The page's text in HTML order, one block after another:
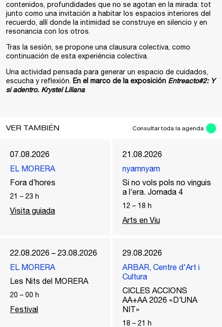
contenidos, profundidades que no se agotan en la mirada: tot
junto como una invitación a habitar los espacios interiores del
recuerdo, allí donde la intimidad se construye en silencio y en
resonancia con los otros.
Tras la sesión, se propone una clausura colectiva, como
continuación de esta experiéncia colectiva.
Una actividad pensada para generar un espacio de cuidados,
escucha y reflexión. En el marco de la exposición Entreacto#2: Y
si adentro. Krystel Liliana
VER TAMBIÉN Consultar toda la agenda
07.08.2026
EL MORERA
Fora d’hores
21 – 23 h
Visita guiada
21.08.2026
nyamnyam
Si no vols pols no vinguis
a l’era. Jornada 4
12 – 18 h
Arts en Viu
22.08.2026 – 23.08.2026
EL MORERA
Les Nits del MORERA
20 – 00 h
Festival
29.08.2026
ARBAR, Centre d'Art i
Cultura
CICLES ACCIONS
AA+AA 2026 «D’UNA
NIT»
18 – 21 h